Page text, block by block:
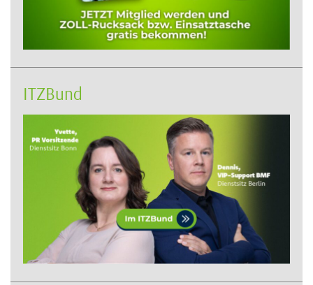
ITZBund